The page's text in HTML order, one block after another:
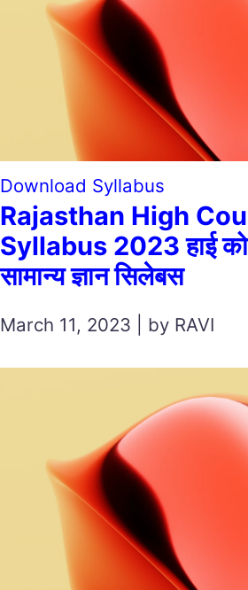
Download Syllabus
Rajasthan High
Syllabus 2023 हाई
सामान्य ज्ञान सिलेबस
March 11, 2023 | by RAVI